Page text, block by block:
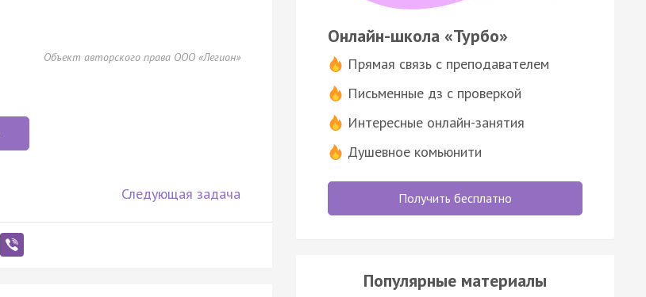
Объект авторского права ООО «Легион»
Следующая задача
Онлайн-школа «Турбо»
Прямая связь с преподавателем
Письменные дз с проверкой
Интересные онлайн-занятия
Душевное комьюнити
Получить бесплатно
Популярные материалы